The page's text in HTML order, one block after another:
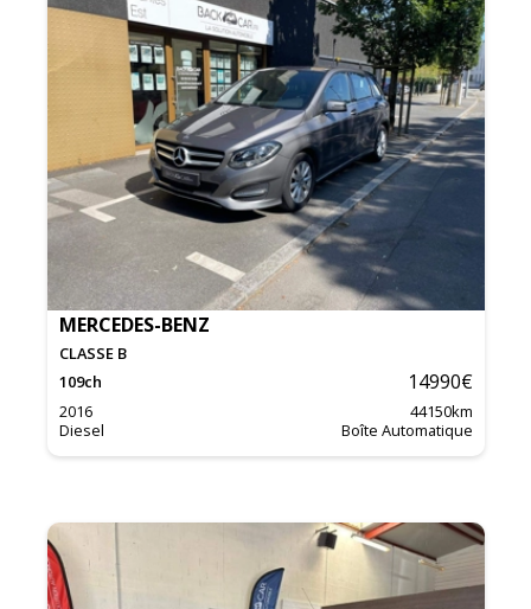
MERCEDES-BENZ
CLASSE B
109ch 14990€
2016 44150km
Diesel
Boîte Automatique